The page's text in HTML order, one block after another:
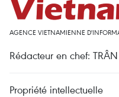
AGENCE VIETNAMIENNE
Rédacteur en chef:
Propriété intellectuelle